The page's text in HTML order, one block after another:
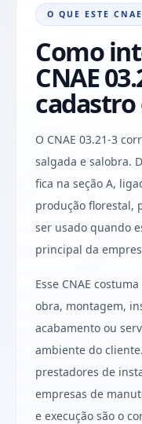
O QUE ESTE
Como
CNAE
O CNAE 03.21-3
salgada e salobra.
fica na seção A,
produção florestal,
ser usado quando
principal da
Esse CNAE
obra, montagem,
acabamento ou
ambiente do
prestadores de
empresas de
e execução são o